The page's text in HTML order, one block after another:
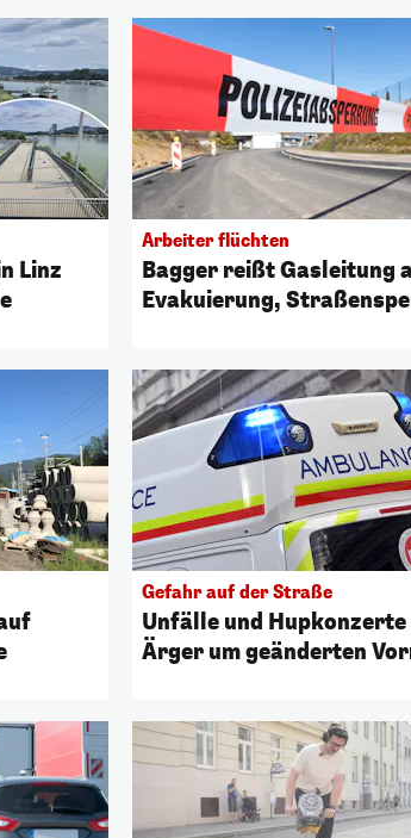
Linz
Arbeiter flüchten
Bagger reißt Gasleitung
Evakuierung,
Gefahr auf der Straße
Unfälle und Hupkonzerte
Ärger um geänderten